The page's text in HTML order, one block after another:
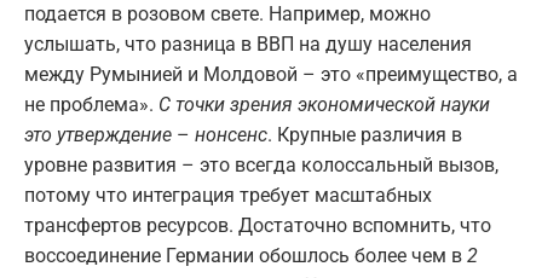
подается в розовом свете. Например, можно
услышать, что разница в ВВП на душу населения
между Румынией и Молдовой – это «преимущество, а
не проблема». С точки зрения экономической науки
это утверждение – нонсенс. Крупные различия в
уровне развития – это всегда колоссальный вызов,
потому что интеграция требует масштабных
трансфертов ресурсов. Достаточно вспомнить, что
воссоединение Германии обошлось более чем в 2